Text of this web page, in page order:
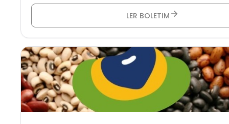
LER BOLETIM